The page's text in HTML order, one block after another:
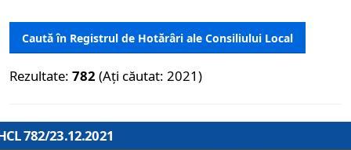
Caută în Registrul de Hotărâri ale Consiliului Local
Rezultate: 782 (Ați căutat: 2021)
782/23.12.2021